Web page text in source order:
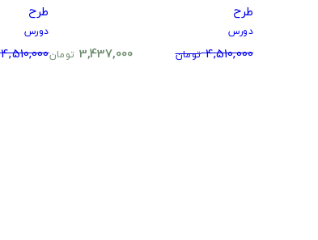
طرح
دورس
4,510,000 تومان 3,437,000 تومان
طرح
دورس
4,510,000